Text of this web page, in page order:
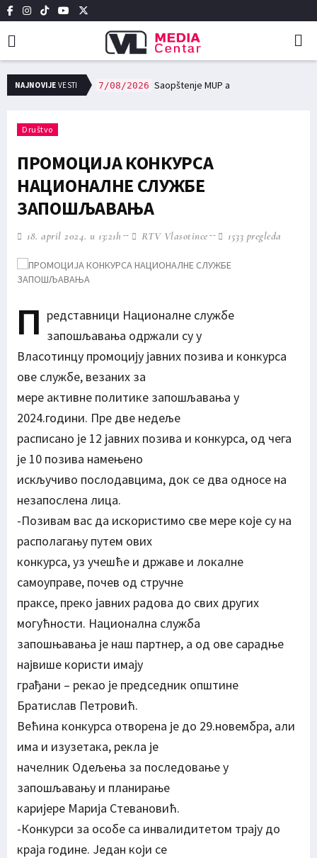
NAJNOVIJE VESTI
и редовне трошкове у области образовања и културе исплаћено 12,7 милиона динара 7/08/2026 Saopštenje MUP a
Društvo
ПРОМОЦИЈА КОНКУРСА
НАЦИОНАЛНЕ СЛУЖБЕ
ЗАПОШЉАВАЊА
18. april 2024. u 13:21h RTV Vlasotince 1533 pregleda
П редставници Националне службе
запошљавања одржали су у
Власотинцу промоцију јавних позива и конкурса
ове службе, везаних за
мере активне политике запошљавања у
2024.години. Пре две недеље
расписано је 12 јавних позива и конкурса, од чега
је 10 позива намењено
искључиво послодавцима, док се два односе на
незапослена лица.
-Позивам вас да искористимо све мере које су на
располагању путем ових
конкурса, уз учешће и државе и локалне
самоуправе, почев од стручне
праксе, преко јавних радова до свих других
могућности. Национална служба
запошњавања је наш партнер, а од ове сарадње
највише користи имају
грађани – рекао је председник општине
Братислав Петровић.
Већина конкурса отворена је до 29.новембра, али
има и изузетака, рекла је
начелник Одељења за последовање у
запошљавању и планирање
каријере Марија Стевановић.
-Конкурси за особе са инвалидитетом трају до
краја године. Један који се